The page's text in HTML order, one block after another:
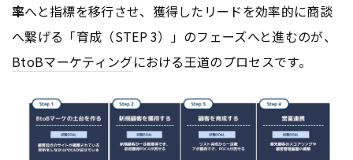
率へと指標を移行させ、獲得したリードを効率的に商談
へ繋げる「育成（STEP 3）」のフェーズへと進むのが、
BtoBマーケティングにおける王道のプロセスです。